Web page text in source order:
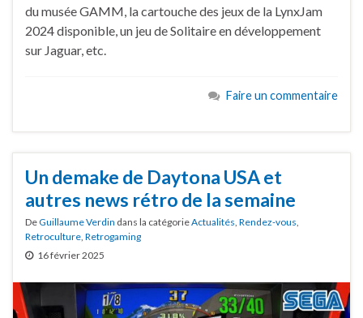
du musée GAMM, la cartouche des jeux de la LynxJam
2024 disponible, un jeu de Solitaire en développement
sur Jaguar, etc.
Faire un commentaire
Un demake de Daytona USA et
autres news rétro de la semaine
DeGuillaume Verdin dans la catégorieActualités, Rendez-vous,
Retroculture, Retrogaming
16 février 2025